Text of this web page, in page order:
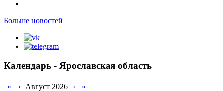
Больше новостей
Календарь - Ярославская область
« ‹ Август 2026 ›
»